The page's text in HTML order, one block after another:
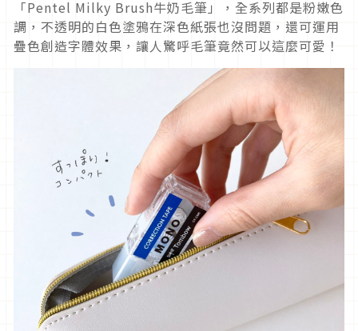
「Pentel Milky Brush牛奶毛筆」，全系列都是粉嫩色
調，不透明的白色塗鴉在深色紙張也沒問題，還可運用
疊色創造字體效果，讓人驚呼毛筆竟然可以這麼可愛！